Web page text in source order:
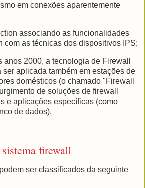
em conexões aparentemente
associando as funcionalidades
com as técnicas dos dispositivos IPS;
anos 2000, a tecnologia de Firewall
ser aplicada também em estações de
domésticos (o chamado "Firewall
de soluções de firewall
e aplicações específicas (como
de dados).
firewall
ser classificados da seguinte